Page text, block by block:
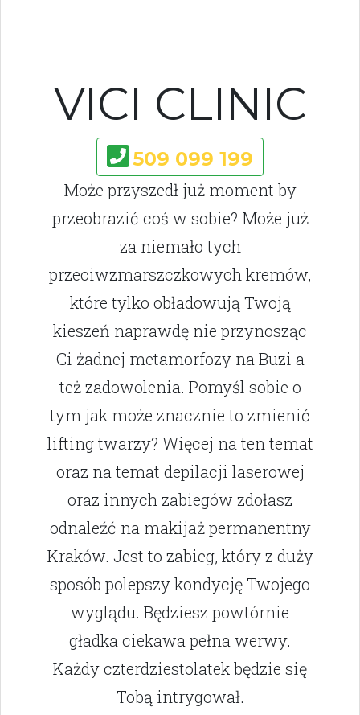
VICI CLINIC
509 099 199
Może przyszedł już moment by
przeobrazić coś w sobie? Może już
za niemało tych
przeciwzmarszczkowych kremów,
które tylko obładowują Twoją
kieszeń naprawdę nie przynosząc
Ci żadnej metamorfozy na Buzi a
też zadowolenia. Pomyśl sobie o
tym jak może znacznie to zmienić
lifting twarzy? Więcej na ten temat
oraz na temat depilacji laserowej
oraz innych zabiegów zdołasz
odnaleźć na makijaż permanentny
Kraków. Jest to zabieg, który z duży
sposób polepszy kondycję Twojego
wyglądu. Będziesz powtórnie
gładka ciekawa pełna werwy.
Każdy czterdziestolatek będzie się
Tobą intrygował.